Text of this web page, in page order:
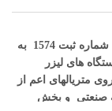
برند شاوین کیت توسط شرکت شایان لیزر البرز به شماره ثبت 1574 به
های لیزر
متریالهای اعم از
صنعتی و بخش